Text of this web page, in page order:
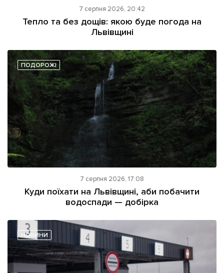
7 серпня 2026, 20:42
Тепло та без дощів: якою буде погода на
Львівщині
ПОДОРОЖІ
7 серпня 2026, 17:08
Куди поїхати на Львівщині, аби побачити
водоспади — добірка
НОВИНИ